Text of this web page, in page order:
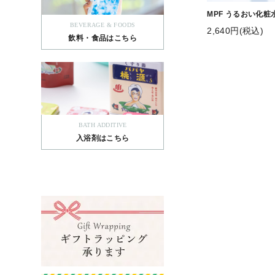
MPF うるおい化粧
2,640円(税込)
BEVERAGE & FOODS
飲料・食品はこちら
BATH ADDITIVE
入浴剤はこちら